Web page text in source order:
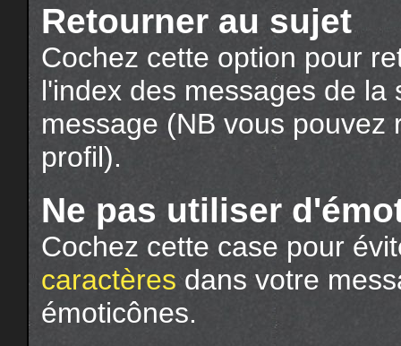
Retourner au sujet
Cochez cette option pour
l'index des messages de
message (NB vous
profil).
Ne pas utiliser
Cochez cette case pour
caractèresdans votre
émoticônes.